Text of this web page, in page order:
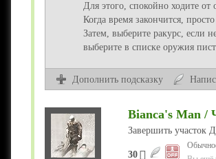
Для этого, спокойно ходите
Когда время закончится,
Затем, выберите ракурс, если
выберите в списке оружия
Дополнить подсказку
Bianca's Man /
Завершить участок
30